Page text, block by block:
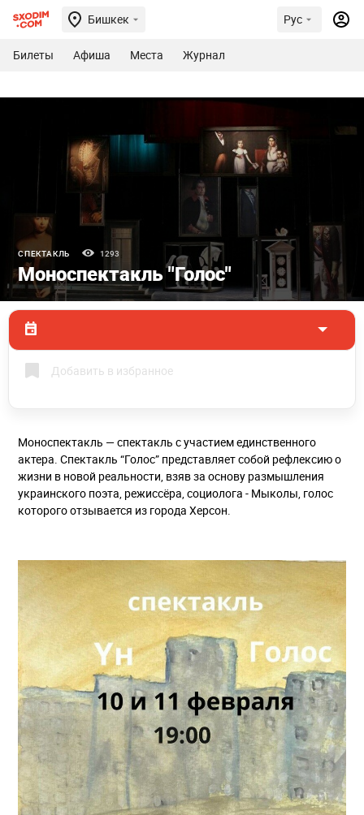
Бишкек Рус
Билеты Афиша Места Журнал
СПЕКТАКЛЬ 1293
Моноспектакль "Голос"
Добавить в избранное
Моноспектакль — спектакль с участием единственного
актера. Спектакль “Голос” представляет собой рефлексию о
жизни в новой реальности, взяв за основу размышления
украинского поэта, режиссёра, социолога - Мыколы, голос
которого отзывается из города Херсон.